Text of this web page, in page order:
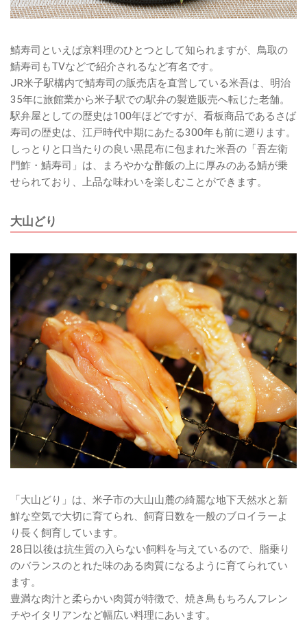
鯖寿司といえば京料理のひとつとして知られますが、鳥取の
鯖寿司もTVなどで紹介されるなど有名です。
JR米子駅構内で鯖寿司の販売店を直営している米吾は、明治
35年に旅館業から米子駅での駅弁の製造販売へ転じた老舗。
駅弁屋としての歴史は100年ほどですが、看板商品であるさば
寿司の歴史は、江戸時代中期にあたる300年も前に遡ります。
しっとりと口当たりの良い黒昆布に包まれた米吾の「吾左衛
門鮓・鯖寿司」は、まろやかな酢飯の上に厚みのある鯖が乗
せられており、上品な味わいを楽しむことができます。
大山どり
「大山どり」は、米子市の大山山麓の綺麗な地下天然水と新
鮮な空気で大切に育てられ、飼育日数を一般のブロイラーよ
り長く飼育しています。
28日以後は抗生質の入らない飼料を与えているので、脂乗り
のバランスのとれた味のある肉質になるように育てられてい
ます。
豊満な肉汁と柔らかい肉質が特徴で、焼き鳥もちろんフレン
チやイタリアンなど幅広い料理にあいます。